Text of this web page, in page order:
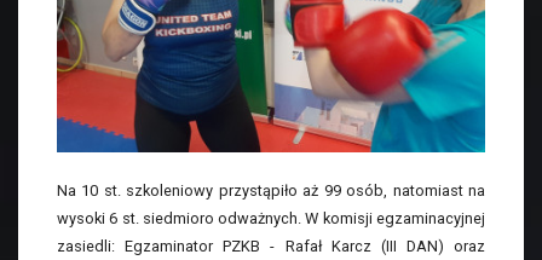
Na 10 st. szkoleniowy przystąpiło aż 99 osób, natomiast na
wysoki 6 st. siedmioro odważnych. W komisji egzaminacyjnej
zasiedli: Egzaminator PZKB - Rafał Karcz (III DAN) oraz